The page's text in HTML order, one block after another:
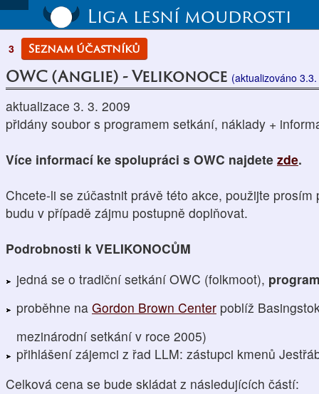
Liga lesní moudrosti
3 Seznam účastníků
OWC (Anglie) - Velikonoce (aktualizováno
aktualizace 3. 3. 2009
přidány soubor s programem setkání, náklady +
Více informací ke spolupráci s OWC najdete zde.
Chcete-li se zúčastnit právě této akce, použijte
budu v případě zájmu postupně doplňovat.
Podrobnosti k VELIKONOCŮM
jedná se o tradiční setkání OWC (folkmoot),
proběhne na Gordon Brown Center poblíž
mezinárodní setkání v roce 2005)
přihlášení zájemci z řad LLM: zástupci kmenů
Celková cena se bude skládat z následujících částí: